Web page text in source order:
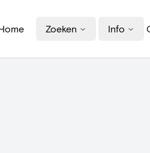
Zoeken Info